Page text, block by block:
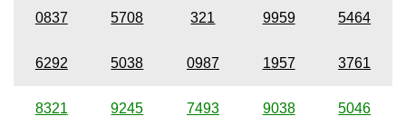
0837 5708 321 9959 5464
6292 5038 0987 1957 3761
8321 9245 7493 9038 5046